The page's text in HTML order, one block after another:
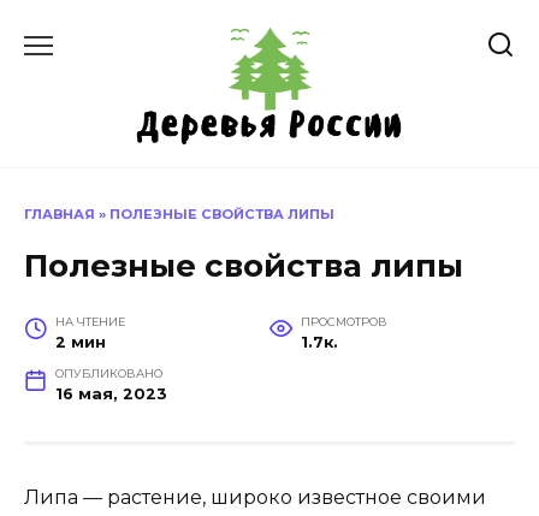
ГЛАВНАЯ » ПОЛЕЗНЫЕ СВОЙСТВА ЛИПЫ
Полезные свойства липы
НА ЧТЕНИЕ
2 мин
ПРОСМОТРОВ
1.7к.
ОПУБЛИКОВАНО
16 мая, 2023
Липа — растение, широко известное своими